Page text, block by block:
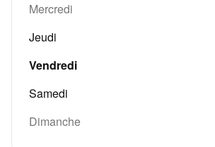
Mercredi
Jeudi
Vendredi
Samedi
Dimanche